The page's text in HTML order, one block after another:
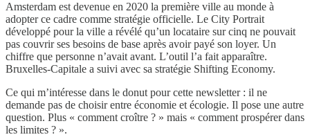
Amsterdam est devenue en 2020 la première ville au monde à
adopter ce cadre comme stratégie officielle. Le City Portrait
développé pour la ville a révélé qu’un locataire sur cinq ne pouvait
pas couvrir ses besoins de base après avoir payé son loyer. Un
chiffre que personne n’avait avant. L’outil l’a fait apparaître.
Bruxelles-Capitale a suivi avec sa stratégie Shifting Economy.
Ce qui m’intéresse dans le donut pour cette newsletter : il ne
demande pas de choisir entre économie et écologie. Il pose une autre
question. Plus « comment croître ? » mais « comment prospérer dans
les limites ? ».